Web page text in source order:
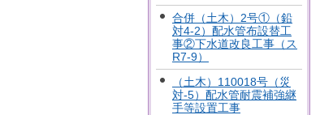
合併（土木）2号①（鉛
対4-2）配水管布設替工
事②下水道改良工事（ス
R7-9）
（土木）110018号（災
対-5）配水管耐震補強継
手等設置工事